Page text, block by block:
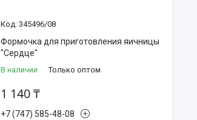
345496/08
Формочка для приготовления яичницы
"Сердце"
В наличии Только оптом
1 140 ₸
+7 (747) 585-48-08